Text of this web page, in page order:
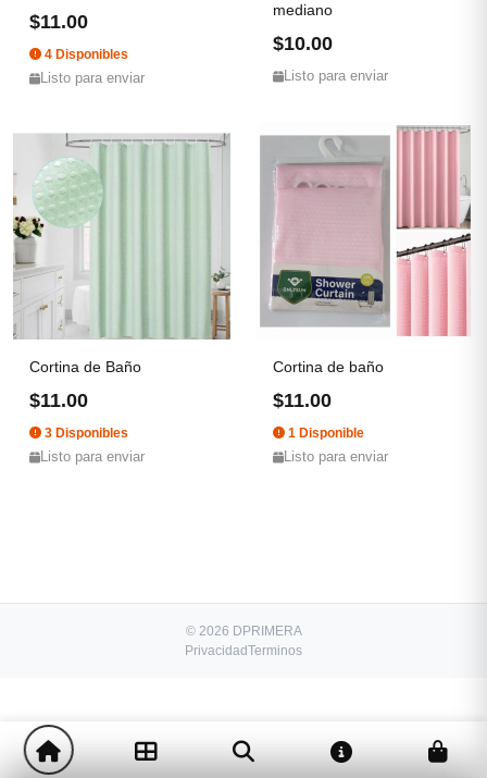
$11.00
4 Disponibles
Listo para enviar
mediano
$10.00
Listo para enviar
Cortina de Baño
$11.00
3 Disponibles
Listo para enviar
Cortina de baño
$11.00
1 Disponible
Listo para enviar
$16.00 Comprar!
© 2026 DPRIMERA
PrivacidadTerminos